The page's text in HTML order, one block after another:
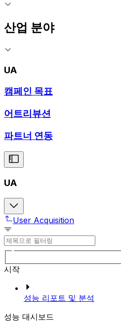
산업 분야
UA
캠페인 목표
어트리뷰션
파트너 연동
UA
User Acquisition
시작
성능 리포트 및 분석
성능 대시보드